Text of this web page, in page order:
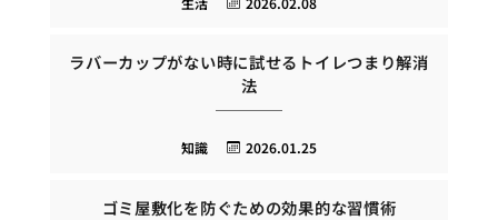
ラバーカップがない時に試せるトイレつまり解消
法
2026.01.25
知識
ゴミ屋敷化を防ぐための効果的な習慣術